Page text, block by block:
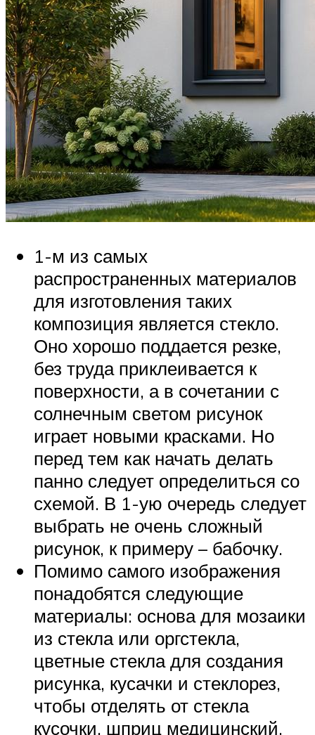
1-м из самых
распространенных материалов
для изготовления таких
композиция является стекло.
Оно хорошо поддается резке,
без труда приклеивается к
поверхности, а в сочетании с
солнечным светом рисунок
играет новыми красками. Но
перед тем как начать делать
панно следует определиться со
схемой. В 1-ую очередь следует
выбрать не очень сложный
рисунок, к примеру – бабочку.
Помимо самого изображения
понадобятся следующие
материалы: основа для мозаики
из стекла или оргстекла,
цветные стекла для создания
рисунка, кусачки и стеклорез,
чтобы отделять от стекла
кусочки, шприц медицинский,